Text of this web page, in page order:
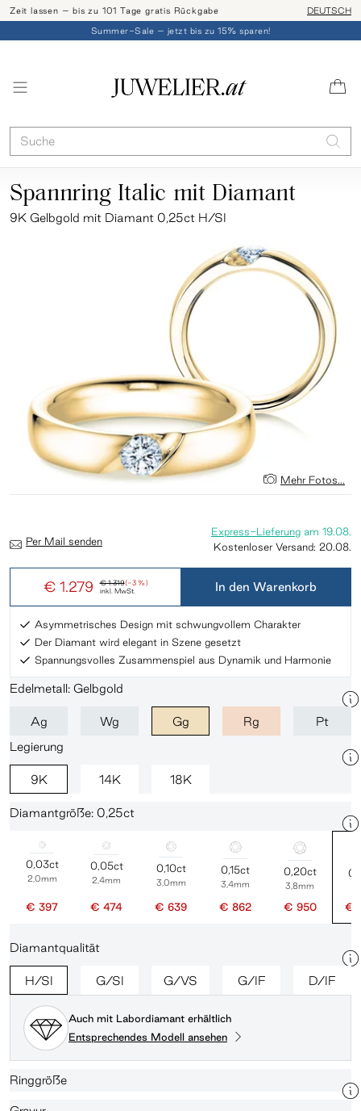
Zeit lassen – bis zu 101 Tage gratis Rückgabe Ringgröße
DEUTSCH
Summer-Sale – jetzt bis zu 15% sparen!
Spannring Italic mit Diamant
9K Gelbgold mit Diamant 0,25ct H/SI
Mehr Fotos...
€ 1.319(-3 %)
€ 1.279 inkl. MwSt.
Express-Lieferung am 19.08.
Kostenloser Versand: 20.08.
Per Mail senden
In den Warenkorb
Asymmetrisches Design mit schwungvollem Charakter
Der Diamant wird elegant in Szene gesetzt
Spannungsvolles Zusammenspiel aus Dynamik und Harmonie
Edelmetall: Gelbgold
Ag Wg Gg Rg
Pt
Legierung
9K 14K 18K
Diamantgröße: 0,25ct
0,03ct
2,0mm
€ 397
0,05ct
2,4mm
€ 474
0,10ct
3,0mm
€ 639
0,15ct
3,4mm
€ 862
0,20ct
3,8mm
€ 950 €
Diamantqualität
H/SI G/SI G/VS G/IF D/IF
Auch mit Labordiamant erhältlich
Entsprechendes Modell ansehen
Ringgröße